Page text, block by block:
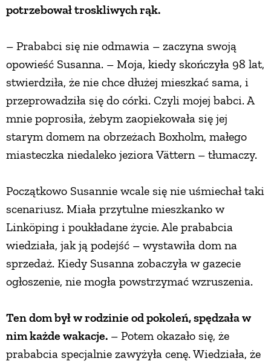
potrzebował troskliwych rąk.
– Prababci się nie odmawia – zaczyna swoją
opowieść Susanna. – Moja, kiedy skończyła 98 lat,
stwierdziła, że nie chce dłużej mieszkać sama, i
przeprowadziła się do córki. Czyli mojej babci. A
mnie poprosiła, żebym zaopiekowała się jej
starym domem na obrzeżach Boxholm, małego
miasteczka niedaleko jeziora Vättern – tłumaczy.
Początkowo Susannie wcale się nie uśmiechał taki
scenariusz. Miała przytulne mieszkanko w
Linköping i poukładane życie. Ale prababcia
wiedziała, jak ją podejść – wystawiła dom na
sprzedaż. Kiedy Susanna zobaczyła w gazecie
ogłoszenie, nie mogła powstrzymać wzruszenia.
Ten dom był w rodzinie od pokoleń, spędzała w
nim każde wakacje. – Potem okazało się, że
prababcia specjalnie zawyżyła cenę. Wiedziała, że